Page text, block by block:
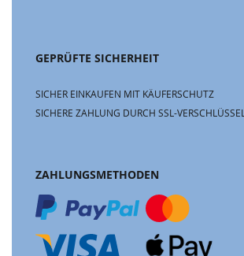
GEPRÜFTE SICHERHEIT
SICHER EINKAUFEN MIT KÄUFERSCHUTZ
SICHERE ZAHLUNG DURCH SSL-
ZAHLUNGSMETHODEN